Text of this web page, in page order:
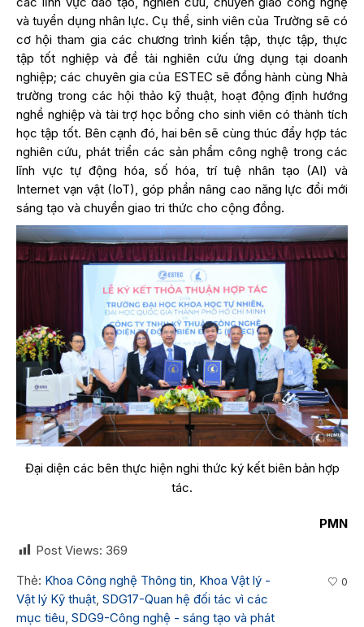
và tuyển dụng nhân lực. Cụ thể, sinh viên của Trường sẽ có
cơ hội tham gia các chương trình kiến tập, thực tập, thực
tập tốt nghiệp và đề tài nghiên cứu ứng dụng tại doanh
nghiệp; các chuyên gia của ESTEC sẽ đồng hành cùng Nhà
trường trong các hội thảo kỹ thuật, hoạt động định hướng
nghề nghiệp và tài trợ học bổng cho sinh viên có thành tích
học tập tốt. Bên cạnh đó, hai bên sẽ cùng thúc đẩy hợp tác
nghiên cứu, phát triển các sản phẩm công nghệ trong các
lĩnh vực tự động hóa, số hóa, trí tuệ nhân tạo (AI) và
Internet vạn vật (IoT), góp phần nâng cao năng lực đổi mới
sáng tạo và chuyển giao tri thức cho cộng đồng.
Đại diện các bên thực hiện nghi thức ký kết biên bản hợp
tác.
PMN
Post Views: 369
Thẻ: Khoa Công nghệ Thông tin Khoa Vật lý -
Vật lý Kỹ thuật SDG17-Quan hệ đối tác vì các
mục tiêu SDG9-Công nghệ - sáng tạo và phát
0